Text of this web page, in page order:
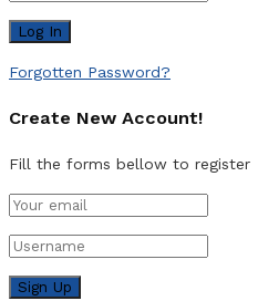
Forgotten Password?
Create New Account!
Fill the forms bellow to register